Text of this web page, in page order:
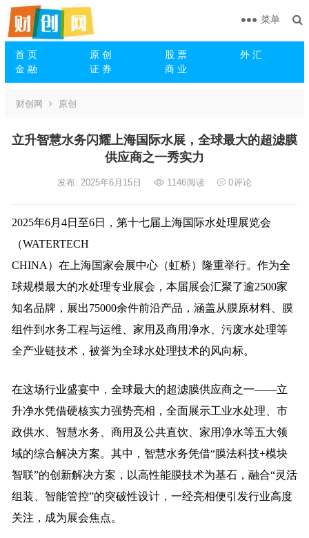
首 页 原 创 股 票
外 汇
金 融
证 券 商 业
菜单
财创网 原创
立升智慧水务闪耀上海国际水展，全球最大的超滤膜
供应商之一秀实力
发布: 2025年6月15日 1146阅读 0评论
2025年6月4日至6日，第十七届上海国际水处理展览会
（WATERTECH
CHINA）在上海国家会展中心（虹桥）隆重举行。作为全
球规模最大的水处理专业展会，本届展会汇聚了逾2500家
知名品牌，展出75000余件前沿产品，涵盖从膜原材料、膜
组件到水务工程与运维、家用及商用净水、污废水处理等
全产业链技术，被誉为全球水处理技术的风向标。
在这场行业盛宴中，全球最大的超滤膜供应商之一——立
升净水凭借硬核实力强势亮相，全面展示工业水处理、市
政供水、智慧水务、商用及公共直饮、家用净水等五大领
域的综合解决方案。其中，智慧水务凭借“膜法科技+模块
智联”的创新解决方案，以高性能膜技术为基石，融合“灵活
组装、智能管控”的突破性设计，一经亮相便引发行业高度
关注，成为展会焦点。